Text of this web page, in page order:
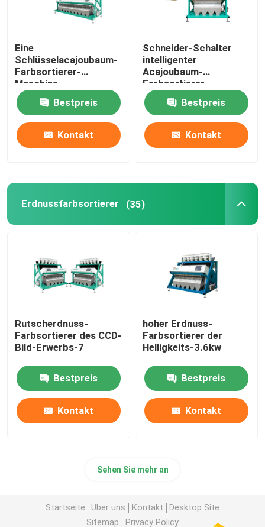
Eine
Schlüsselacajoubaum-
Farbsortierer-
Maschine
Bestpreis
Kontakt
Schneider-Schalter
intelligenter
Acajoubaum-
Farbsortierer
Bestpreis
Kontakt
Erdnussfarbsortierer (35)
Rutscherdnuss-
Farbsortierer des CCD-
Bild-Erwerbs-7
Bestpreis
Kontakt
hoher Erdnuss-
Farbsortierer der
Helligkeits-3.6kw
Bestpreis
Kontakt
Sehen Sie mehr an
Startseite Über uns Kontakt
Desktop Site
Sitemap
Privacy Policy